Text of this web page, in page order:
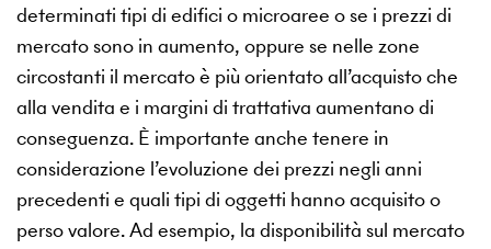
determinati tipi di edifici o microaree o se i prezzi di
mercato sono in aumento, oppure se nelle zone
circostanti il mercato è più orientato all’acquisto che
alla vendita e i margini di trattativa aumentano di
conseguenza. È importante anche tenere in
considerazione l’evoluzione dei prezzi negli anni
precedenti e quali tipi di oggetti hanno acquisito o
perso valore. Ad esempio, la disponibilità sul mercato